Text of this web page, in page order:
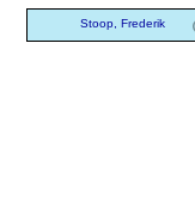
Stoop, Frederik